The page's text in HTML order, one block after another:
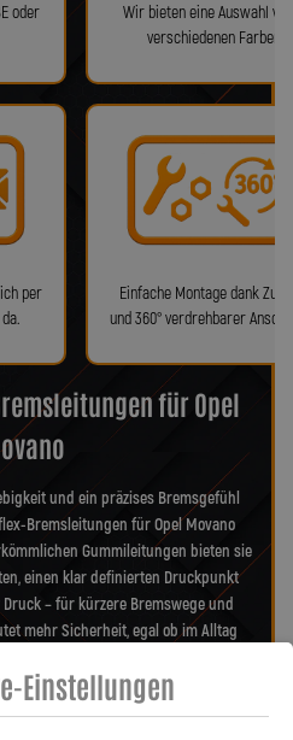
oder
Wir bieten eine Auswahl
verschiedenen Farben!
per
Einfache Montage dank
und 360° verdrehbarer
für Opel
und ein präzises Bremsgefühl
Bremsleitungen für Opel Movano
Gummileitungen bieten sie
einen klar definierten Druckpunkt
– für kürzere Bremswege und
mehr Sicherheit, egal ob im Alltag
während das Edelstahlgeflecht die
unempfindlich gegenüber äußeren
Einstellungen